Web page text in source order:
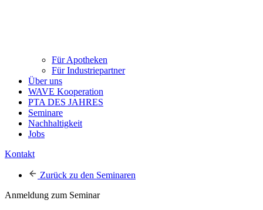
Für Apotheken
Für Industriepartner
Über uns
WAVE Kooperation
PTA DES JAHRES
Seminare
Nachhaltigkeit
Jobs
Kontakt
Zurück zu den Seminaren
Anmeldung zum Seminar